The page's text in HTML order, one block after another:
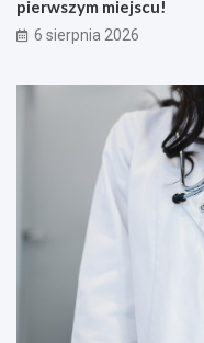
pierwszym miejscu!
6 sierpnia 2026